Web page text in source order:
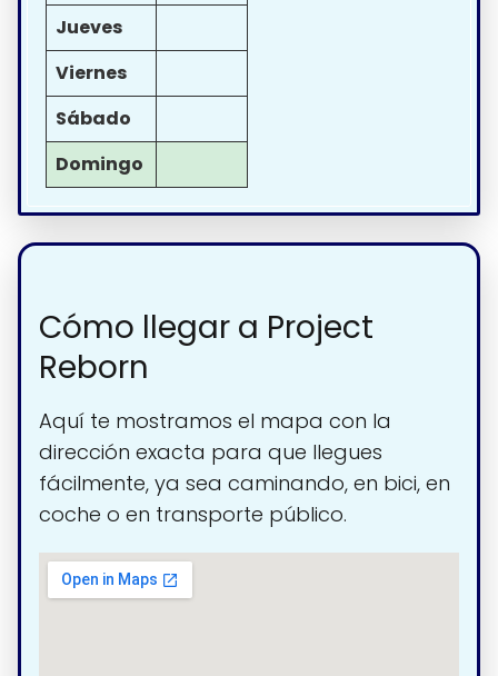
Jueves
Viernes
Sábado
Domingo
Cómo llegar a Project
Reborn
Aquí te mostramos el mapa con la
dirección exacta para que llegues
fácilmente, ya sea caminando, en bici, en
coche o en transporte público.